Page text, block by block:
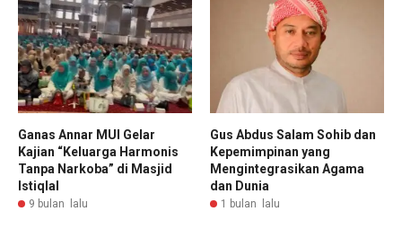
Ganas Annar MUI Gelar
Kajian “Keluarga Harmonis
Tanpa Narkoba” di Masjid
Istiqlal
9 bulan lalu
Gus Abdus Salam Sohib dan
Kepemimpinan yang
Mengintegrasikan Agama
dan Dunia
1 bulan lalu